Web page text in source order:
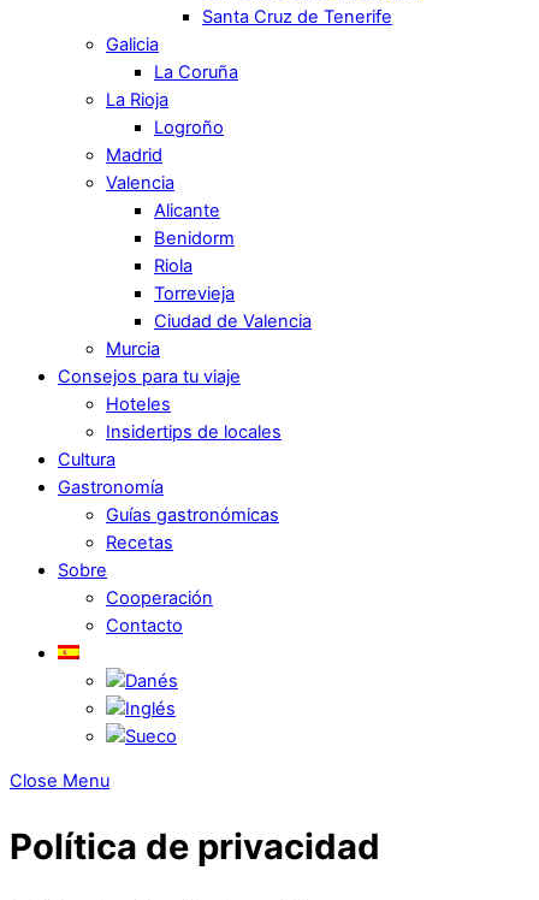
Santa Cruz de Tenerife
Galicia
La Coruña
La Rioja
Logroño
Madrid
Valencia
Alicante
Benidorm
Riola
Torrevieja
Ciudad de Valencia
Murcia
Consejos para tu viaje
Hoteles
Insidertips de locales
Cultura
Gastronomía
Guías gastronómicas
Recetas
Sobre
Cooperación
Contacto
Close Menu
Política de privacidad